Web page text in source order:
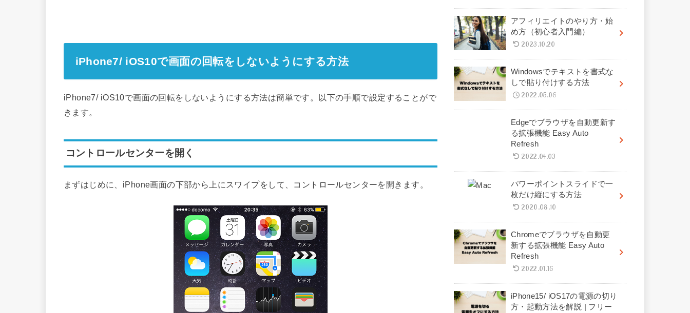
iPhone7/ iOS10で画面の回転をしないようにする方法
iPhone7/ iOS10で画面の回転をしないようにする方法は簡単です。以下の手順で設定することがで
きます。
コントロールセンターを開く
まずはじめに、iPhone画面の下部から上にスワイプをして、コントロールセンターを開きます。
アフィリエイトのやり方・始
め方（初心者入門編）
2023.10.20
Windowsでテキストを書式な
しで貼り付けする方法
2022.05.06
Edgeでブラウザを自動更新す
る拡張機能 Easy Auto
Refresh
2022.04.03
パワーポイントスライドで一
枚だけ縦にする方法
2020.08.10
Chromeでブラウザを自動更
新する拡張機能 Easy Auto
Refresh
2022.01.16
iPhone15/ iOS17の電源の切り
方・起動方法を解説 | フリー